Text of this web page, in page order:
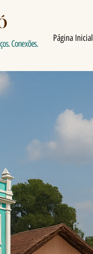
Página Inicial
Conexões.